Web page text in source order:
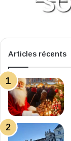
Articles récents